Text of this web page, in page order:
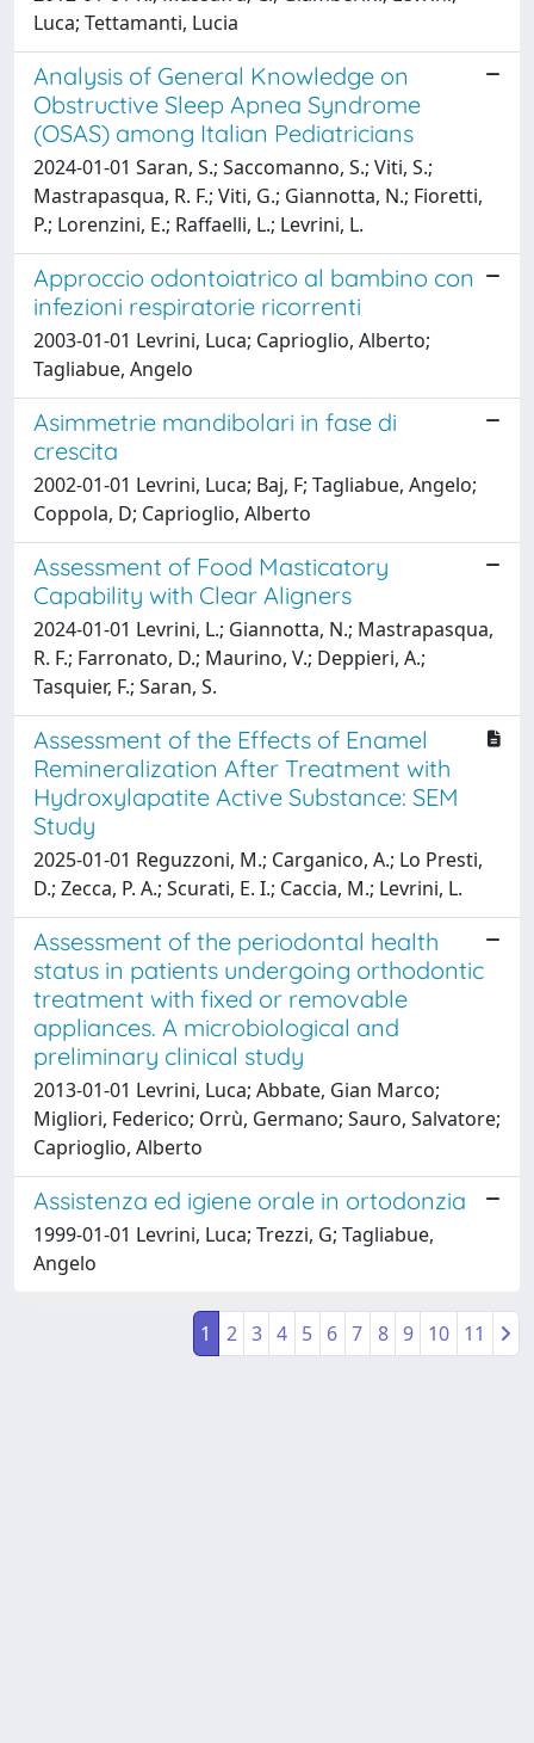
Luca; Tettamanti, Lucia
Analysis of General Knowledge on
Obstructive Sleep Apnea Syndrome
(OSAS) among Italian Pediatricians
2024-01-01 Saran, S.; Saccomanno, S.; Viti, S.;
Mastrapasqua, R. F.; Viti, G.; Giannotta, N.; Fioretti,
P.; Lorenzini, E.; Raffaelli, L.; Levrini, L.
Approccio odontoiatrico al bambino con
infezioni respiratorie ricorrenti
2003-01-01 Levrini, Luca; Caprioglio, Alberto;
Tagliabue, Angelo
Asimmetrie mandibolari in fase di
crescita
2002-01-01 Levrini, Luca; Baj, F; Tagliabue, Angelo;
Coppola, D; Caprioglio, Alberto
Assessment of Food Masticatory
Capability with Clear Aligners
2024-01-01 Levrini, L.; Giannotta, N.; Mastrapasqua,
R. F.; Farronato, D.; Maurino, V.; Deppieri, A.;
Tasquier, F.; Saran, S.
Assessment of the Effects of Enamel
Remineralization After Treatment with
Hydroxylapatite Active Substance: SEM
Study
2025-01-01 Reguzzoni, M.; Carganico, A.; Lo Presti,
D.; Zecca, P. A.; Scurati, E. I.; Caccia, M.; Levrini, L.
Assessment of the periodontal health
status in patients undergoing orthodontic
treatment with fixed or removable
appliances. A microbiological and
preliminary clinical study
2013-01-01 Levrini, Luca; Abbate, Gian Marco;
Migliori, Federico; Orrù, Germano; Sauro, Salvatore;
Caprioglio, Alberto
Assistenza ed igiene orale in ortodonzia
1999-01-01 Levrini, Luca; Trezzi, G; Tagliabue,
Angelo
1 2 3 4 5 6 7 8 9 10 11